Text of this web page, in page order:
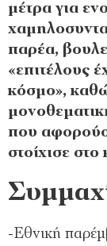
μέτρα για
παρέα,
«επιτέλους
κόσμο»,
που
στοίχισε
-Εθνική